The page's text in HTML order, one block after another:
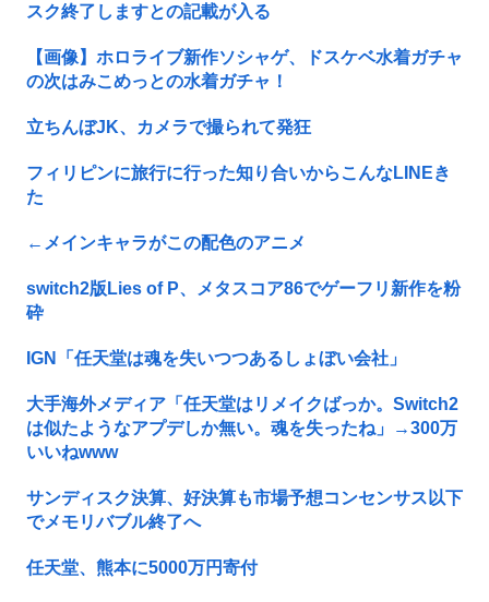
スク終了しますとの記載が入る
【画像】ホロライブ新作ソシャゲ、ドスケベ水着ガチャ
の次はみこめっとの水着ガチャ！
立ちんぼJK、カメラで撮られて発狂
フィリピンに旅行に行った知り合いからこんなLINEき
た
←メインキャラがこの配色のアニメ
switch2版Lies of P、メタスコア86でゲーフリ新作を粉
砕
IGN「任天堂は魂を失いつつあるしょぼい会社」
大手海外メディア「任天堂はリメイクばっか。Switch2
は似たようなアプデしか無い。魂を失ったね」→300万
いいねwww
サンディスク決算、好決算も市場予想コンセンサス以下
でメモリバブル終了へ
任天堂、熊本に5000万円寄付